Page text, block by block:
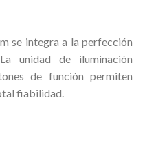
se integra a la perfección
unidad de iluminación
de función permiten
fiabilidad.